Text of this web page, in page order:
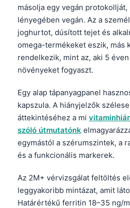
másolja egy vegán protokollját,
lényegében vegán. Az a
joghurtot, dúsított tejet és
omega-termékeket eszik, más
rendelkezik, mint az, aki 5
növényeket fogyaszt.
Egy alap tápanyagpanel
kapszula. A hiányjelzők
áttekintéséhez a mi
szóló útmutatónk
egymástól a szérumszintek, a
és a funkcionális markerek.
Az 2M+ vérvizsgálat feltöltés
leggyakoribb mintázat, amit
Határértékű ferritin 18–35 ng/